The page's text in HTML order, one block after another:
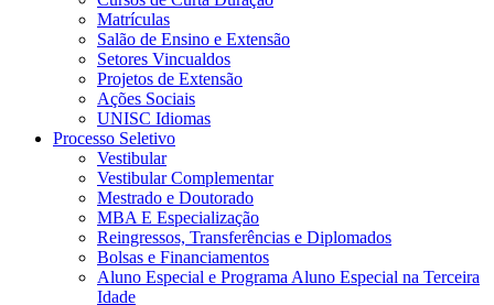
Matrículas
Salão de Ensino e Extensão
Setores Vincualdos
Projetos de Extensão
Ações Sociais
UNISC Idiomas
Processo Seletivo
Vestibular
Vestibular Complementar
Mestrado e Doutorado
MBA E Especialização
Reingressos, Transferências e Diplomados
Bolsas e Financiamentos
Aluno Especial e Programa Aluno Especial na Terceira
Idade